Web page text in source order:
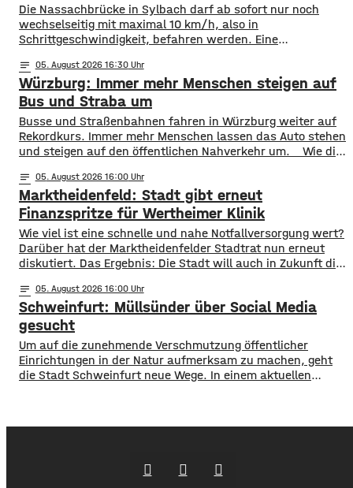
Die Nassachbrücke in Sylbach darf ab sofort nur noch
wechselseitig mit maximal 10 km/h, also in
Schrittgeschwindigkeit, befahren werden. Eine
Landratsamt am Mittwochnachmittag veröffentlicht.
Hintergrund ist das der Schwerlastverkehr aufgrund der
kurzfristigen Sperrung der Nassachbrücke in Haßfurt
deutlich zugenommen hat. Durch die Begrenzung der
Höchstgeschwindigkeit soll das über 50 Jahre
notes 05. August 2026 16:30
Würzburg: Immer mehr Menschen steigen auf
Bus und Straba um
​​Busse und Straßenbahnen fahren in Würzburg weiter auf
Rekordkurs. Immer mehr Menschen lassen das Auto stehen
und steigen auf den öffentlichen Nahverkehr um. ​Wie die
so viele Fahrgäste transportiert wie nie zuvor. Insgesamt
waren knapp 18 Millionen Menschen im öffentlichen
Nahverkehr unterwegs. ​Besonders deutlich zeigt sich
notes 05. August 2026 16:00
Marktheidenfeld: Stadt gibt erneut
Finanzspritze für Wertheimer Klinik
​​Wie viel ist eine schnelle und nahe Notfallversorgung wert?
Darüber hat der Marktheidenfelder Stadtrat nun erneut
diskutiert. Das Ergebnis: Die Stadt will auch in Zukunft die
finanziell unterstützen. ​Über 31.000 Euro fließen in
diesem Jahr an den entsprechenden Förderverein des
Krankenhauses. Denn: Allein im letzten Jahr haben sich
120 Menschen aus Marktheidenfeld
notes 05. August 2026 16:00
Schweinfurt: Müllsünder über Social Media
gesucht
Um auf die zunehmende Verschmutzung öffentlicher
Einrichtungen in der Natur aufmerksam zu machen, geht
die Stadt Schweinfurt neue Wege. In einem aktuellen